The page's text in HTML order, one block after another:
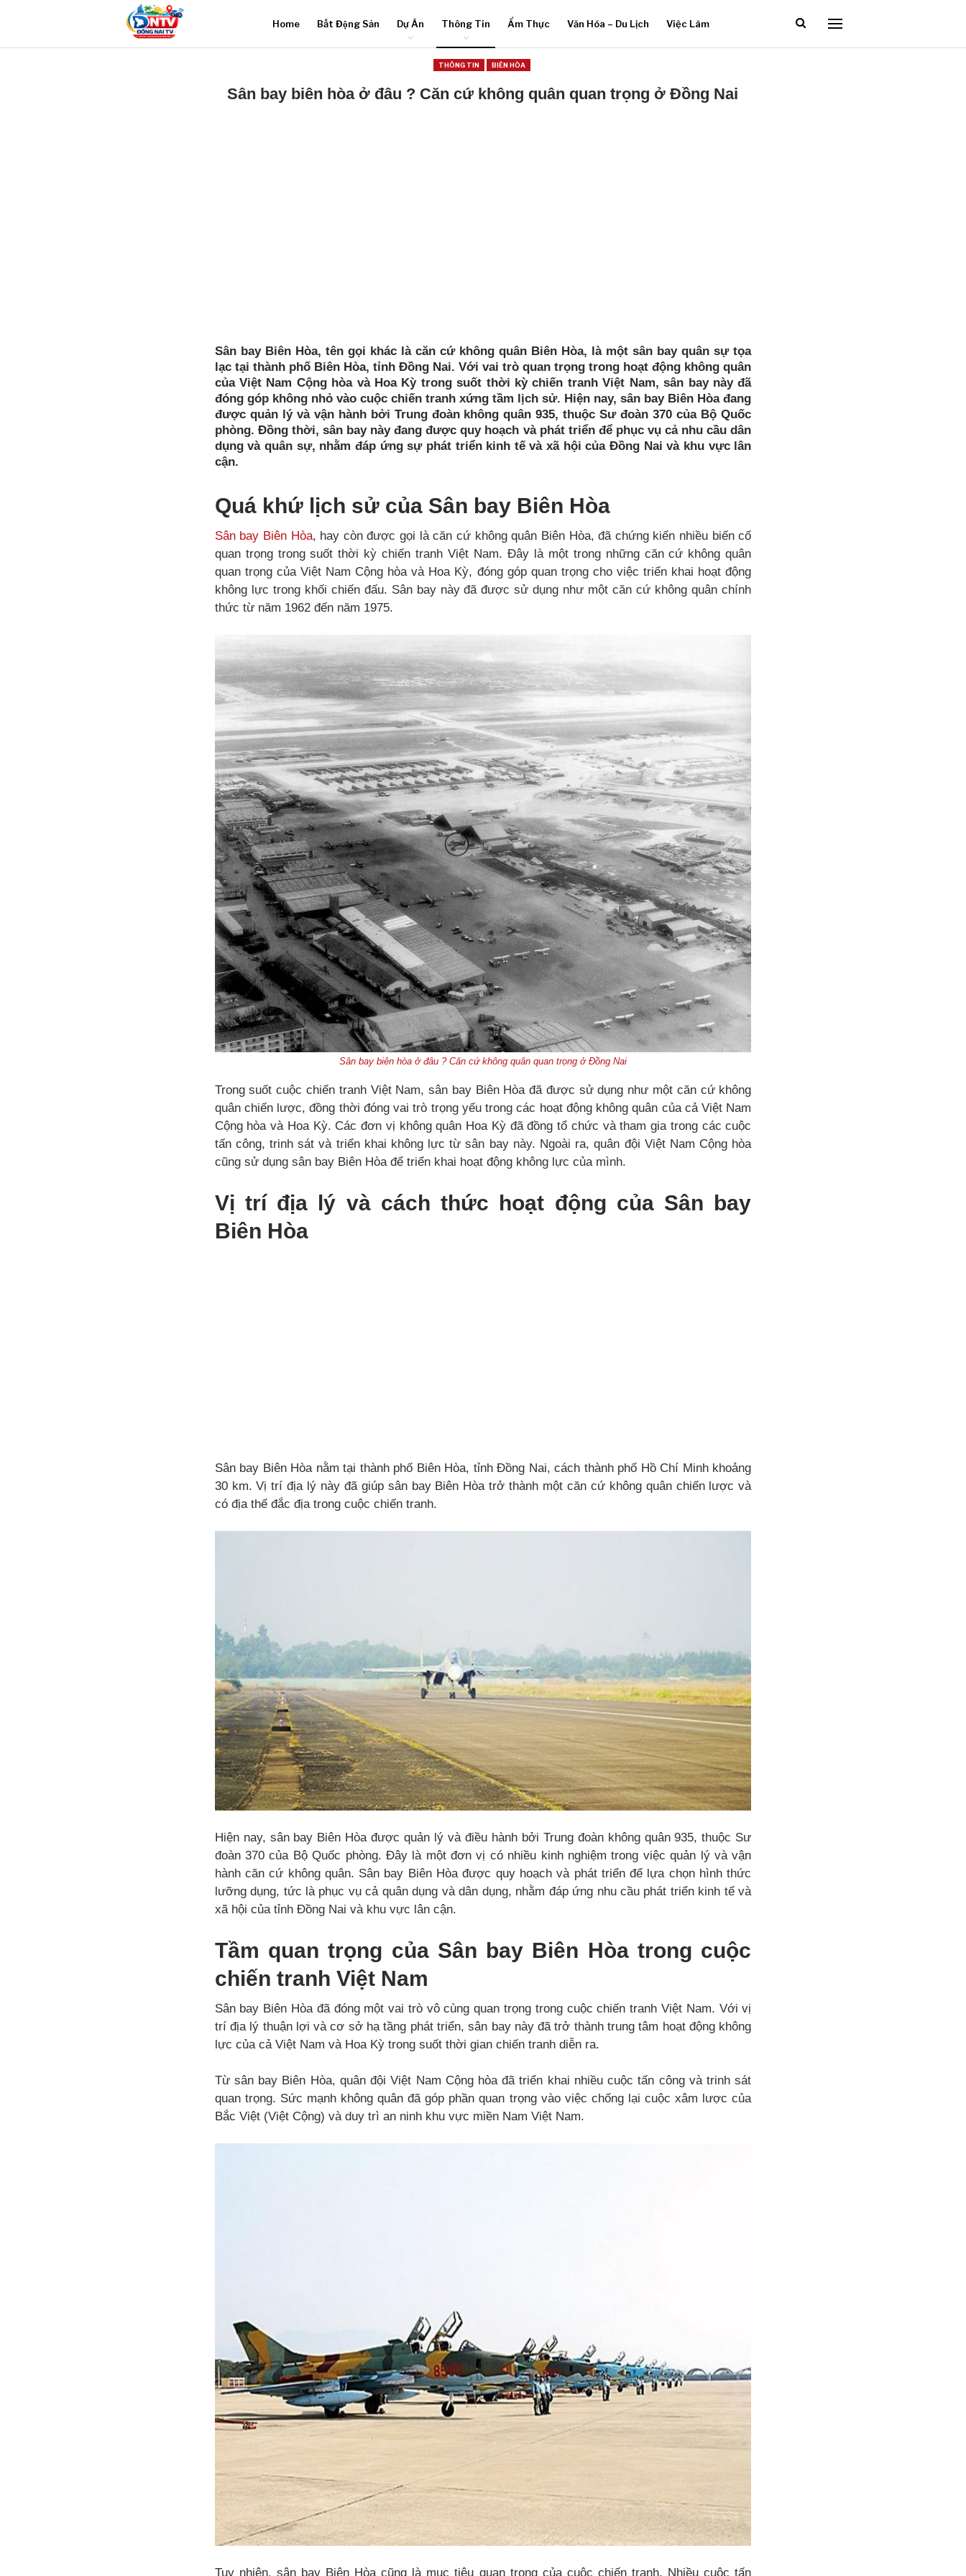
Home Bất Động Sản Dự Án Thông Tin Ẩm Thực Văn Hóa – Du Lịch Việc Làm
THÔNG TIN BIÊN HÒA
Sân bay biên hòa ở đâu ? Căn cứ không quân quan trọng ở Đồng Nai
Sân bay Biên Hòa, tên gọi khác là căn cứ không quân Biên Hòa, là một sân bay quân sự tọa
lạc tại thành phố Biên Hòa, tỉnh Đồng Nai. Với vai trò quan trọng trong hoạt động không quân
của Việt Nam Cộng hòa và Hoa Kỳ trong suốt thời kỳ chiến tranh Việt Nam, sân bay này đã
đóng góp không nhỏ vào cuộc chiến tranh xứng tầm lịch sử. Hiện nay, sân bay Biên Hòa đang
được quản lý và vận hành bởi Trung đoàn không quân 935, thuộc Sư đoàn 370 của Bộ Quốc
phòng. Đồng thời, sân bay này đang được quy hoạch và phát triển để phục vụ cả nhu cầu dân
dụng và quân sự, nhằm đáp ứng sự phát triển kinh tế và xã hội của Đồng Nai và khu vực lân
cận.
Quá khứ lịch sử của Sân bay Biên Hòa
Sân bay Biên Hòa, hay còn được gọi là căn cứ không quân Biên Hòa, đã chứng kiến nhiều biến cố
quan trọng trong suốt thời kỳ chiến tranh Việt Nam. Đây là một trong những căn cứ không quân
quan trọng của Việt Nam Cộng hòa và Hoa Kỳ, đóng góp quan trọng cho việc triển khai hoạt động
không lực trong khối chiến đấu. Sân bay này đã được sử dụng như một căn cứ không quân chính
thức từ năm 1962 đến năm 1975.
Sân bay biên hòa ở đâu ? Căn cứ không quân quan trọng ở Đồng Nai
Trong suốt cuộc chiến tranh Việt Nam, sân bay Biên Hòa đã được sử dụng như một căn cứ không
quân chiến lược, đồng thời đóng vai trò trọng yếu trong các hoạt động không quân của cả Việt Nam
Cộng hòa và Hoa Kỳ. Các đơn vị không quân Hoa Kỳ đã đồng tổ chức và tham gia trong các cuộc
tấn công, trinh sát và triển khai không lực từ sân bay này. Ngoài ra, quân đội Việt Nam Cộng hòa
cũng sử dụng sân bay Biên Hòa để triển khai hoạt động không lực của mình.
Vị trí địa lý và cách thức hoạt động của Sân bay
Biên Hòa
Sân bay Biên Hòa nằm tại thành phố Biên Hòa, tỉnh Đồng Nai, cách thành phố Hồ Chí Minh khoảng
30 km. Vị trí địa lý này đã giúp sân bay Biên Hòa trở thành một căn cứ không quân chiến lược và
có địa thế đắc địa trong cuộc chiến tranh.
Hiện nay, sân bay Biên Hòa được quản lý và điều hành bởi Trung đoàn không quân 935, thuộc Sư
đoàn 370 của Bộ Quốc phòng. Đây là một đơn vị có nhiều kinh nghiệm trong việc quản lý và vận
hành căn cứ không quân. Sân bay Biên Hòa được quy hoạch và phát triển để lựa chọn hình thức
lưỡng dụng, tức là phục vụ cả quân dụng và dân dụng, nhằm đáp ứng nhu cầu phát triển kinh tế và
xã hội của tỉnh Đồng Nai và khu vực lân cận.
Tầm quan trọng của Sân bay Biên Hòa trong cuộc
chiến tranh Việt Nam
Sân bay Biên Hòa đã đóng một vai trò vô cùng quan trọng trong cuộc chiến tranh Việt Nam. Với vị
trí địa lý thuận lợi và cơ sở hạ tầng phát triển, sân bay này đã trở thành trung tâm hoạt động không
lực của cả Việt Nam và Hoa Kỳ trong suốt thời gian chiến tranh diễn ra.
Từ sân bay Biên Hòa, quân đội Việt Nam Cộng hòa đã triển khai nhiều cuộc tấn công và trinh sát
quan trọng. Sức mạnh không quân đã góp phần quan trọng vào việc chống lại cuộc xâm lược của
Bắc Việt (Việt Cộng) và duy trì an ninh khu vực miền Nam Việt Nam.
Tuy nhiên, sân bay Biên Hòa cũng là mục tiêu quan trọng của cuộc chiến tranh. Nhiều cuộc tấn